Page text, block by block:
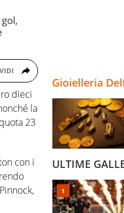
dieci
la
23
con i
Gioielleria
ULTIME